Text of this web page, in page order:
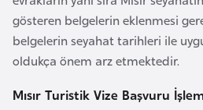
gösteren belgelerin eklenmesi
belgelerin seyahat tarihleri ile
oldukça önem arz etmektedir.
Mısır Turistik Vize Başvuru
E
s
o